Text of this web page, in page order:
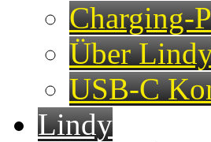
Charging-
Über
USB-C
Lindy